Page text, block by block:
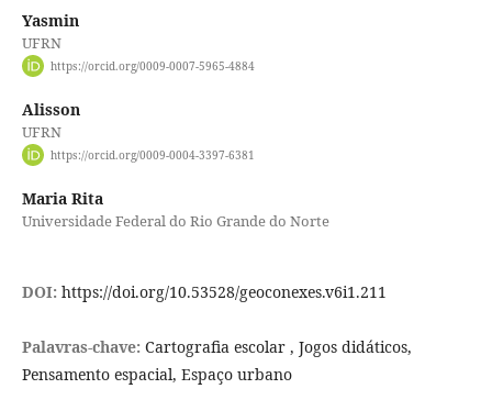
Yasmin
UFRN
https://orcid.org/0009-0007-5965-4884
Alisson
UFRN
https://orcid.org/0009-0004-3397-6381
Maria Rita
Universidade Federal do Rio Grande do Norte
DOI: https://doi.org/10.53528/geoconexes.v6i1.211
Palavras-chave: Cartografia escolar , Jogos didáticos,
Pensamento espacial, Espaço urbano